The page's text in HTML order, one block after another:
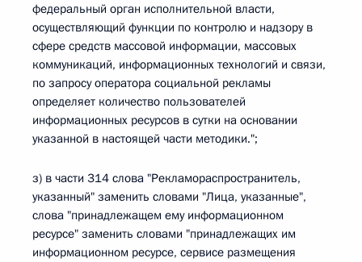
федеральный орган исполнительной власти,
осуществляющий функции по контролю и надзору в
сфере средств массовой информации, массовых
коммуникаций, информационных технологий и связи,
по запросу оператора социальной рекламы
определяет количество пользователей
информационных ресурсов в сутки на основании
указанной в настоящей части методики.";
з) в части 314 слова "Рекламораспространитель,
указанный" заменить словами "Лица, указанные",
слова "принадлежащем ему информационном
ресурсе" заменить словами "принадлежащих им
информационном ресурсе, сервисе размещения